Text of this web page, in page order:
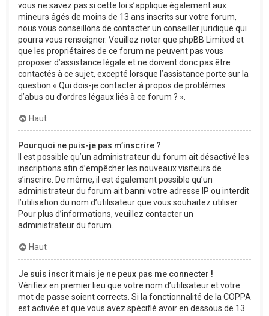
vous ne savez pas si cette loi s’applique également aux
mineurs âgés de moins de 13 ans inscrits sur votre forum,
nous vous conseillons de contacter un conseiller juridique qui
pourra vous renseigner. Veuillez noter que phpBB Limited et
que les propriétaires de ce forum ne peuvent pas vous
proposer d’assistance légale et ne doivent donc pas être
contactés à ce sujet, excepté lorsque l’assistance porte sur la
question « Qui dois-je contacter à propos de problèmes
d’abus ou d’ordres légaux liés à ce forum ? ».
Haut
Pourquoi ne puis-je pas m’inscrire ?
Il est possible qu’un administrateur du forum ait désactivé les
inscriptions afin d’empêcher les nouveaux visiteurs de
s’inscrire. De même, il est également possible qu’un
administrateur du forum ait banni votre adresse IP ou interdit
l’utilisation du nom d’utilisateur que vous souhaitez utiliser.
Pour plus d’informations, veuillez contacter un
administrateur du forum.
Haut
Je suis inscrit mais je ne peux pas me connecter !
Vérifiez en premier lieu que votre nom d’utilisateur et votre
mot de passe soient corrects. Si la fonctionnalité de la COPPA
est activée et que vous avez spécifié avoir en dessous de 13